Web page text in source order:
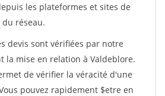
les plateformes et sites de
réseau.
devis sont vérifiées par notre
la mise en relation à Valdeblore.
de vérifier la véracité d'une
pouvez rapidement $etre en